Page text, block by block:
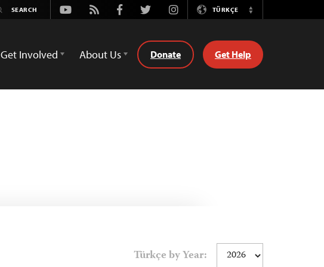
Youtube
Rss FacebookTwitterInstagramTÜRKÇE
Switch
Get Involved About Us Donate Get Help
Türkçe by Year: